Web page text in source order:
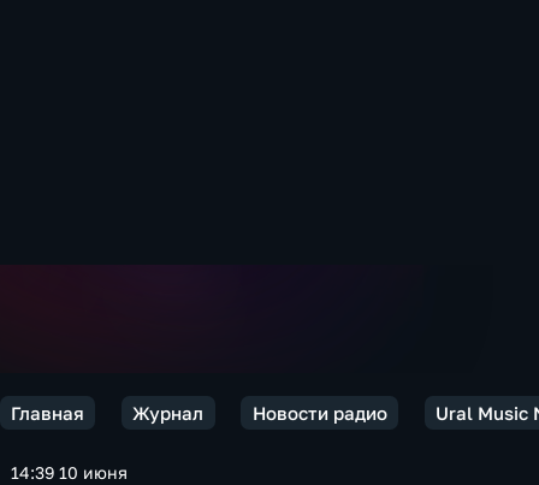
Главная Журнал Новости радио Ural Music
14:39 10 июня